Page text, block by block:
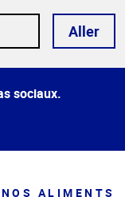
Aller
sociaux.
NOS ALIMENTS